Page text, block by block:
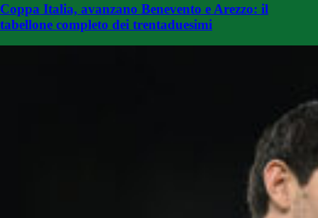
Coppa Italia, avanzano Benevento e Arezzo: il
tabellone completo dei trentaduesimi